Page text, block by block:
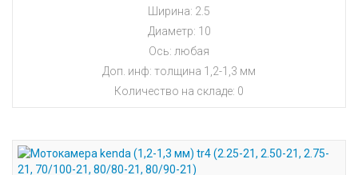
Ширина: 2.5
Диаметр: 10
Ось: любая
Доп. инф: толщина 1,2-1,3 мм
Количество на складе: 0